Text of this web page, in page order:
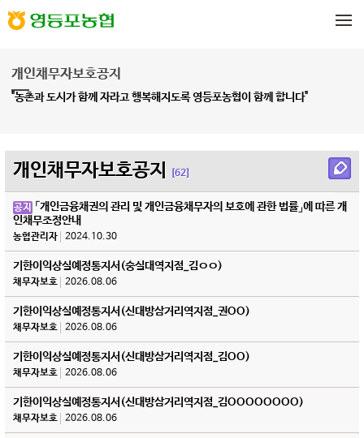
개인채무자보호공지
"농촌과 도시가 함께 자라고 행복해지도록영등포농협이 함께 합니다"
개인채무자보호공지 [62]
공지 「개인금융채권의 관리 및 개인금융채무자의 보호에 관한 법률」에 따른 개
인채무조정안내
농협관리자 2024.10.30
기한이익상실예정통지서(숭실대역지점_김ㅇㅇ)
채무자보호 2026.08.06
기한이익상실예정통지서(신대방삼거리역지점_권OO)
채무자보호 2026.08.06
기한이익상실예정통지서(신대방삼거리역지점_김OO)
채무자보호 2026.08.06
기한이익상실예정통지서(신대방삼거리역지점_김OOOOOOOO)
채무자보호 2026.08.06